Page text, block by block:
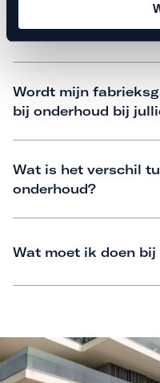
Is vervangend
Wordt mijn
bij onderhoud bij
Wat is het verschil
onderhoud?
Wat moet ik doen bij